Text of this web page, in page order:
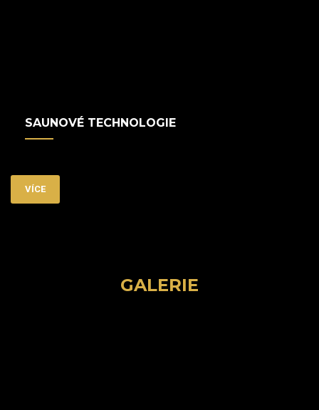
SAUNOVÉ TECHNOLOGIE
VÍCE
GALERIE